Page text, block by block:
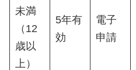
未満
（12
歳以
上）
5年有
効
電子
申請